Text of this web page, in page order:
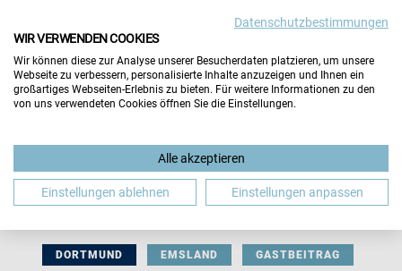
BERUFLICHE ORIENTIERUNG BEWERBUNG
DORTMUND EMSLAND GASTBEITRAG
Datenschutzbestimmungen
WIR VERWENDEN COOKIES
Wir können diese zur Analyse unserer Besucherdaten platzieren, um unsere
Webseite zu verbessern, personalisierte Inhalte anzuzeigen und Ihnen ein
großartiges Webseiten-Erlebnis zu bieten. Für weitere Informationen zu den
von uns verwendeten Cookies öffnen Sie die Einstellungen.
Alle akzeptieren
Einstellungen ablehnen Einstellungen anpassen